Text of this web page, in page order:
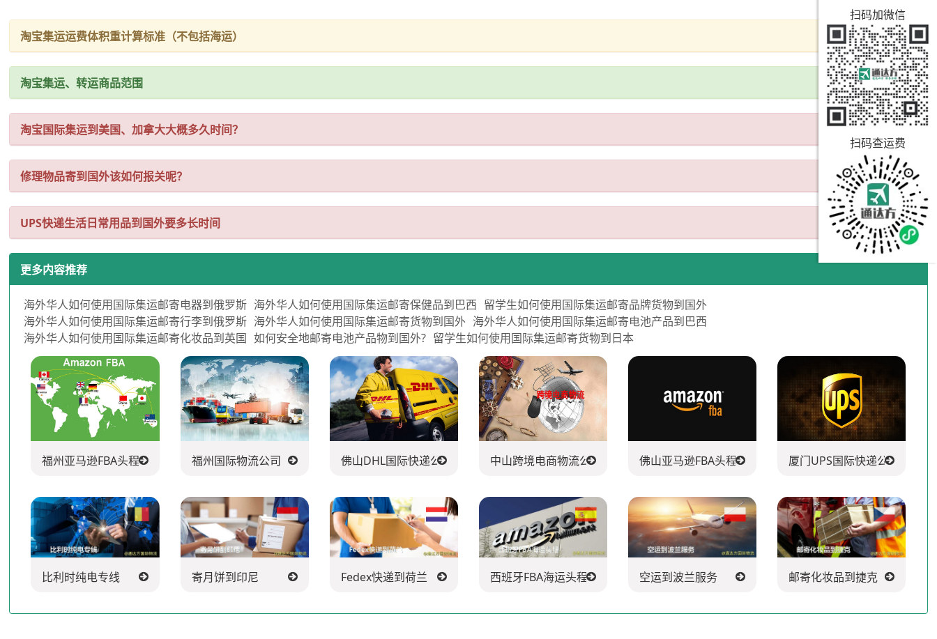
淘宝集运运费体积重计算标准（不包括海运）
淘宝集运、转运商品范围
淘宝国际集运到美国、加拿大大概多久时间？
修理物品寄到国外该如何报关呢？
UPS快递生活日常用品到国外要多长时间
更多内容推荐
海外华人如何使用国际集运邮寄电器到俄罗斯 海外华人如何使用国际集运邮寄保健品到巴西 留学生如何使用国际集运邮寄品牌货物到国外
海外华人如何使用国际集运邮寄行李到俄罗斯 海外华人如何使用国际集运邮寄货物到国外 海外华人如何使用国际集运邮寄电池产品到巴西
海外华人如何使用国际集运邮寄化妆品到英国 如何安全地邮寄电池产品物到国外? 留学生如何使用国际集运邮寄货物到日本
福州亚马逊FBA头程派送公司 福州国际物流公司 佛山DHL国际快递公司 中山跨境电商物流公司 佛山亚马逊FBA头程派送公司 厦门UPS国际快递公司
比利时纯电专线 寄月饼到印尼 Fedex快递到荷兰 西班牙FBA海运头程 空运到波兰服务 邮寄化妆品到捷克
扫码加微信
扫码查运费